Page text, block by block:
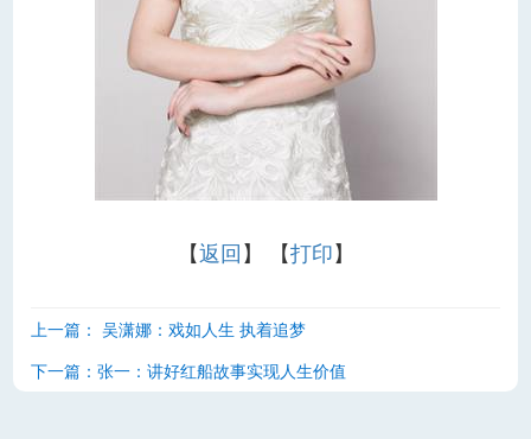
【返回 】 【打印 】
上一篇：吴潇娜：戏如人生 执着追梦
下一篇：张一：讲好红船故事实现人生价值